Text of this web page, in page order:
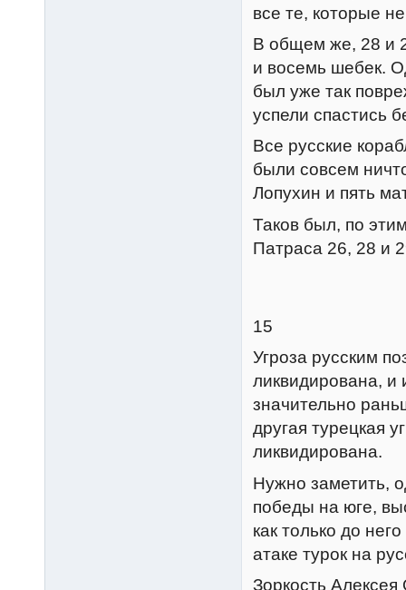
все те, которые
В общем же, 28 и
и восемь шебек.
был уже так
успели спастись
Все русские
были совсем
Лопухин и пять
Таков был, по
Патраса 26, 28 и
15
Угроза русским
ликвидирована, и
значительно
другая турецкая
ликвидирована.
Нужно заметить,
победы на юге,
как только до
атаке турок на
Зоркость